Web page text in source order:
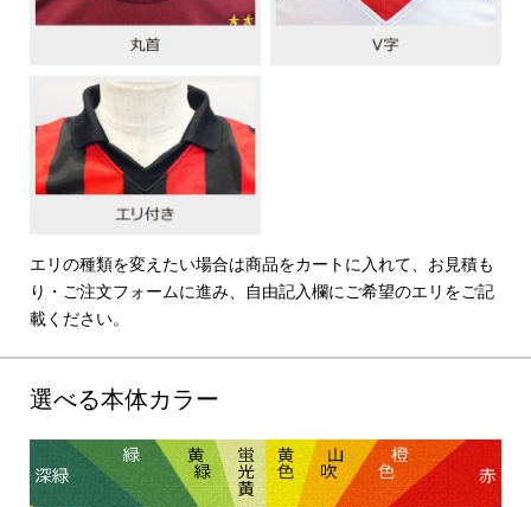
エリの種類を変えたい場合は商品をカートに入れて、お見積も
り・ご注文フォームに進み、自由記入欄にご希望のエリをご記
載ください。
選べる本体カラー